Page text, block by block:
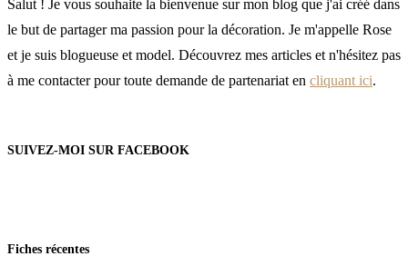
Salut ! Je vous souhaite la bienvenue sur mon blog que j'ai créé dans
le but de partager ma passion pour la décoration. Je m'appelle Rose
et je suis blogueuse et model. Découvrez mes articles et n'hésitez pas
à me contacter pour toute demande de partenariat en cliquant ici.
SUIVEZ-MOI SUR FACEBOOK
Fiches récentes